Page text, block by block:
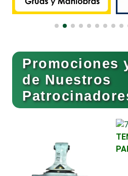
Boutiques
Cafeterías
Cámaras de Comercio
Promociones
de Nuestros